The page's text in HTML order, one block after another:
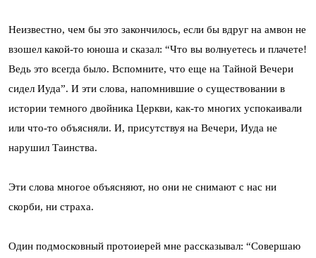
Неизвестно, чем бы это закончилось, если бы вдруг на амвон не
взошел какой-то юноша и сказал: “Что вы волнуетесь и плачете!
Ведь это всегда было. Вспомните, что еще на Тайной Вечери
сидел Иуда”. И эти слова, напомнившие о существовании в
истории темного двойника Церкви, как-то многих успокаивали
или что-то объясняли. И, присутствуя на Вечери, Иуда не
нарушил Таинства.
Эти слова многое объясняют, но они не снимают с нас ни
скорби, ни страха.
Один подмосковный протоиерей мне рассказывал: “Совершаю